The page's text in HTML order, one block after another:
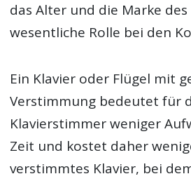
das Alter und die Marke des
wesentliche Rolle bei den
Ein Klavier oder Flügel mit
Verstimmung bedeutet für
Klavierstimmer weniger
Zeit und kostet daher
verstimmtes Klavier, bei